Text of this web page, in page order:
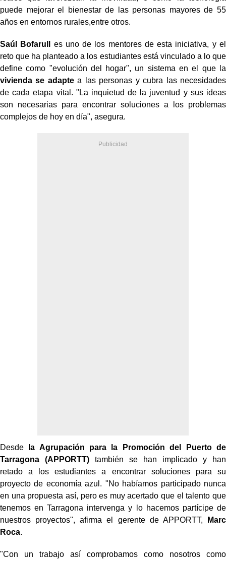
puede mejorar el bienestar de las personas mayores de 55
años en entornos rurales,entre otros.
Saúl Bofarull
es uno de los mentores de esta iniciativa, y el
reto que ha planteado a los estudiantes está vinculado a lo que
define como "evolución del hogar", un sistema en el que la
vivienda se adaptea las personas y cubra las necesidades
de cada etapa vital. "La inquietud de la juventud y sus ideas
son necesarias para encontrar soluciones a los problemas
complejos de hoy en día", asegura.
Desde
la Agrupación para la Promoción del Puerto de
Tarragona (APPORTT) también se han implicado y han
retado a los estudiantes a encontrar soluciones para su
proyecto de economía azul. "No habíamos participado nunca
en una propuesta así, pero es muy acertado que el talento que
tenemos en Tarragona intervenga y lo hacemos partícipe de
nuestros proyectos", afirma el gerente de APPORTT,
Marc
Roca.
"Con un trabajo así comprobamos como nosotros como